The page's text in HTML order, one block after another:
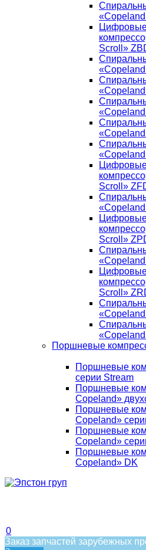
Scroll»
«Copeland
Scroll»
Scroll»
Scroll»
Поршневые
Поршневые
серии Stream
Поршневые
Copeland»
Поршневые
Copeland»
Поршневые
Copeland»
Поршневые
Copeland» DK
0
Заказ запчастей зарубежных